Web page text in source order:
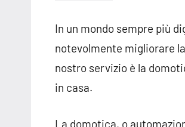
In un mondo sempre più
notevolmente migliorare
nostro servizio è la
in casa.
La domotica, o